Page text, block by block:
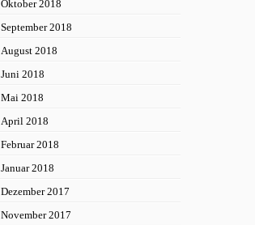
Oktober 2018
September 2018
August 2018
Juni 2018
Mai 2018
April 2018
Februar 2018
Januar 2018
Dezember 2017
November 2017